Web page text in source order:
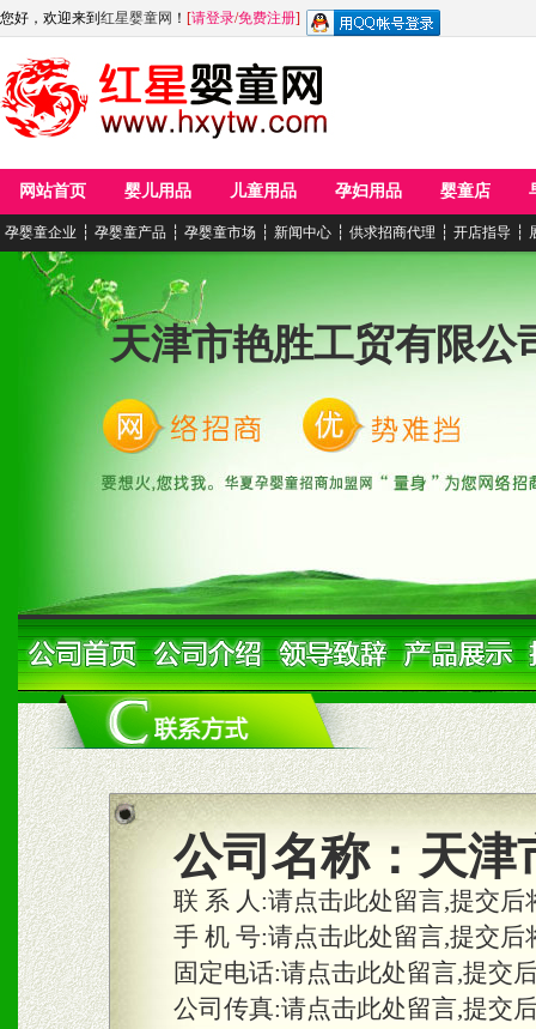
您好，欢迎来到 红星婴童网 ！ [请登录/免费注册]
网站首页 婴儿用品 儿童用品 孕妇用品 婴童店
孕婴童企业 ┆ 孕婴童产品 ┆ 孕婴童市场 ┆ 新闻中心 ┆ 供求招商代理 ┆ 开店指导 ┆
天津市艳胜工贸有限公
公司名称： 天津
联 系 人:请点击此处留言,提交
手 机 号:请点击此处留言,提交
固定电话:请点击此处留言,提交
公司传真:请点击此处留言,提交